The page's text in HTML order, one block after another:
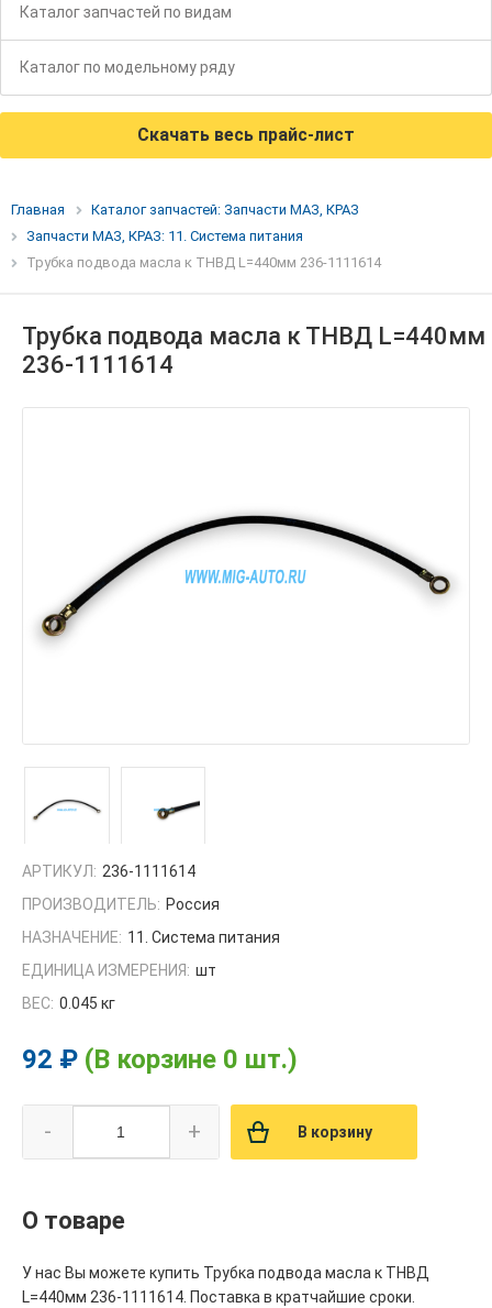
Каталог запчастей по видам
Каталог по модельному ряду
Скачать весь прайс-лист
Главная
Каталог запчастей: Запчасти МАЗ, КРАЗ
Запчасти МАЗ, КРАЗ: 11. Система питания
Трубка подвода масла к ТНВД L=440мм 236-1111614
Трубка подвода масла к ТНВД L=440мм
236-1111614
АРТИКУЛ: 236-1111614
ПРОИЗВОДИТЕЛЬ: Россия
НАЗНАЧЕНИЕ: 11. Система питания
ЕДИНИЦА ИЗМЕРЕНИЯ: шт
ВЕС: 0.045 кг
92 ₽ (В корзине 0 шт.)
- + В корзину
О товаре
У нас Вы можете купить Трубка подвода масла к ТНВД
L=440мм 236-1111614. Поставка в кратчайшие сроки.